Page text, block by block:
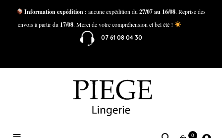
Information expédition : aucune expédition du27/07 au 16/08. Reprise des
envois à partir du 17/08. Merci de votre compréhension et bel été !
07 61 08 04 30
0